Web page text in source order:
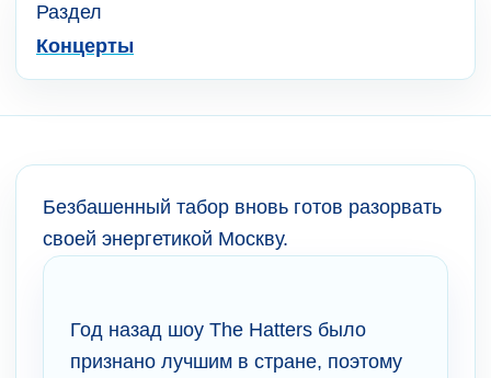
Раздел
Концерты
Безбашенный табор вновь готов разорвать
своей энергетикой Москву.
Год назад шоу The Hatters было
признано лучшим в стране, поэтому